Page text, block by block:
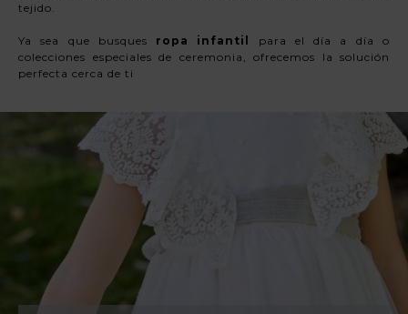
tejido.
Ya sea que busques ropa infantil
para el día a día o
colecciones especiales de ceremonia, ofrecemos la solución
perfecta cerca de ti